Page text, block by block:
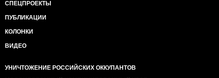
СПЕЦПРОЕКТЫ
ПУБЛИКАЦИИ
КОЛОНКИ
ВИДЕО
УНИЧТОЖЕНИЕ РОССИЙСКИХ ОККУПАНТОВ